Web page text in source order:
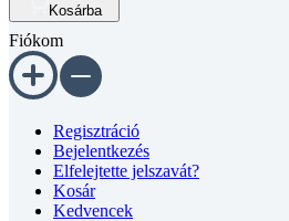
kulcsnyílású
csavar
DIN
912
A2
M5x50
mennyiség
Kosárba
Fiókom
Regisztráció
Bejelentkezés
Elfelejtette jelszavát?
Kosár
Kedvencek